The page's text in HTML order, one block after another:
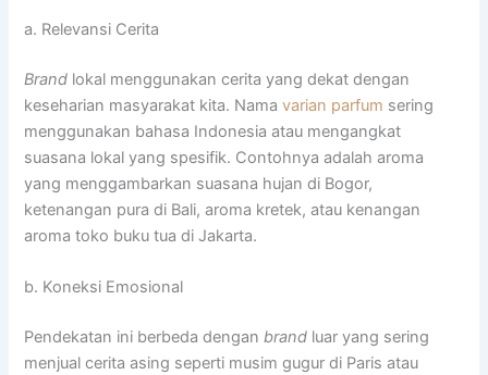
a. Relevansi Cerita
Brand lokal menggunakan cerita yang dekat dengan
keseharian masyarakat kita. Namavarian parfum sering
menggunakan bahasa Indonesia atau mengangkat
suasana lokal yang spesifik. Contohnya adalah aroma
yang menggambarkan suasana hujan di Bogor,
ketenangan pura di Bali, aroma kretek, atau kenangan
aroma toko buku tua di Jakarta.
b. Koneksi Emosional
Pendekatan ini berbeda denganbrand luar yang sering
menjual cerita asing seperti musim gugur di Paris atau